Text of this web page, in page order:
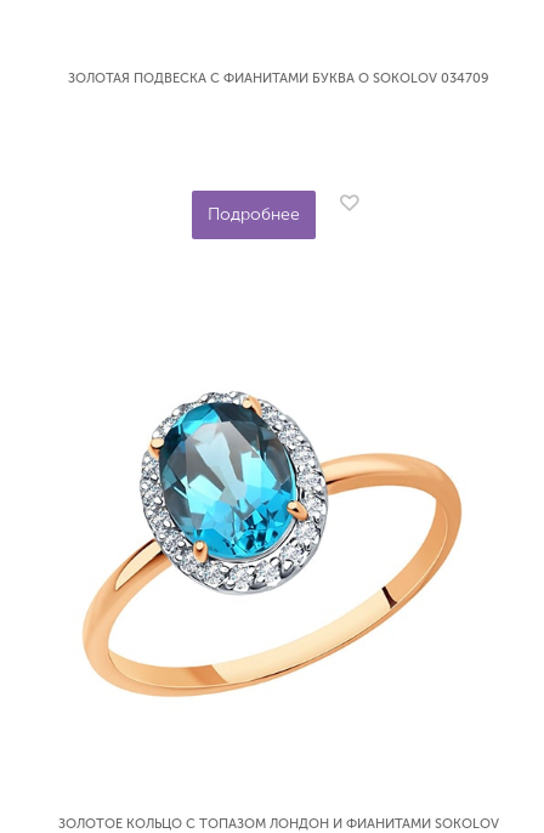
ЗОЛОТАЯ ПОДВЕСКА С ФИАНИТАМИ БУКВА О SOKOLOV 034709
Подробнее
ЗОЛОТОЕ КОЛЬЦО С ТОПАЗОМ ЛОНДОН И ФИАНИТАМИ SOKOLOV